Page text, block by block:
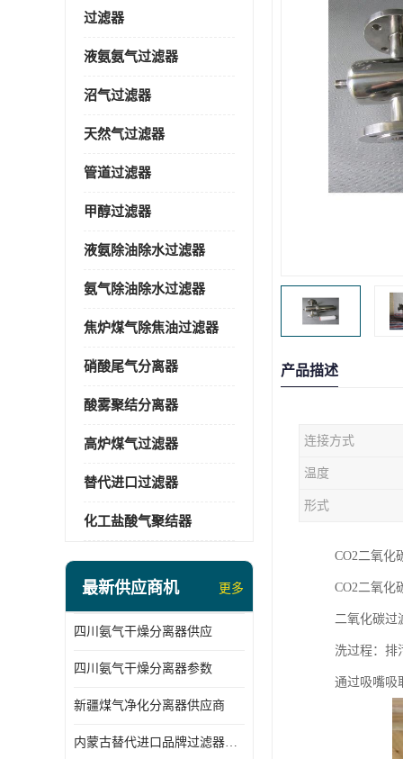
过滤器
液氨氨气过滤器
沼气过滤器
天然气过滤器
管道过滤器
甲醇过滤器
液氨除油除水过滤器
氨气除油除水过滤器
焦炉煤气除焦油过滤器
硝酸尾气分离器
酸雾聚结分离器
高炉煤气过滤器
替代进口过滤器
化工盐酸气聚结器
最新供应商机 更多
四川氨气干燥分离器供应
四川氨气干燥分离器参数
新疆煤气净化分离器供应商
内蒙古替代进口品牌过滤器厂家
产品描述
连接方式
温度
形式
CO2二氧化
CO2二氧化
二氧化碳过
洗过程：排
通过吸嘴吸